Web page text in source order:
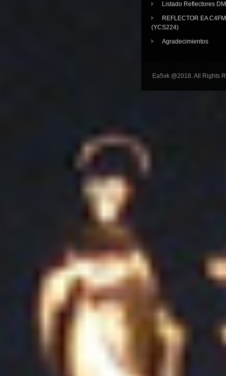
Listado Reflectores
REFLECTOR EA
(YCS224)
Agradecimientos
Ea5vk @2018. All Rights